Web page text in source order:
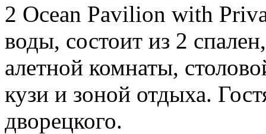
2 Ocean Pavilion with
во­ды, сос­то­ит из 2
алет­ной ком­на­ты,
кузи и зо­ной от­ды­ха.
дво­рец­ко­го.